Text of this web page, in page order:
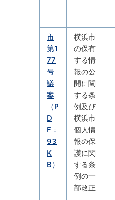
市
第1
77
号
議
案
（P
D
F：
93
K
B）
横浜市
の保有
する情
報の公
開に関
する条
例及び
横浜市
個人情
報の保
護に関
する条
例の一
部改正